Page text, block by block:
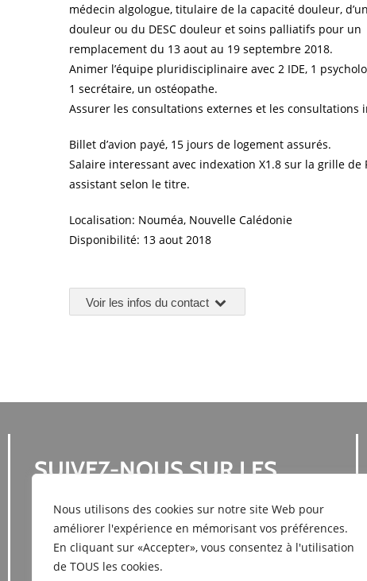
Nous utilisons des cookies sur notre site Web pour
améliorer l'expérience en mémorisant vos préférences.
En cliquant sur «Accepter», vous consentez à l'utilisation
de TOUS les cookies.
médecin algologue, titulaire de la capacité douleur,
douleur ou du DESC douleur et soins palliatifs pour un
remplacement du 13 aout au 19 septembre 2018.
Animer l’équipe pluridisciplinaire avec 2 IDE, 1
1 secrétaire, un ostéopathe.
Assurer les consultations externes et les consultations
Billet d’avion payé, 15 jours de logement assurés.
Salaire interessant avec indexation X1.8 sur la grille de
assistant selon le titre.
Localisation: Nouméa, Nouvelle Calédonie
Disponibilité: 13 aout 2018
Voir les infos du contact
SUIVEZ-NOUS SUR LES